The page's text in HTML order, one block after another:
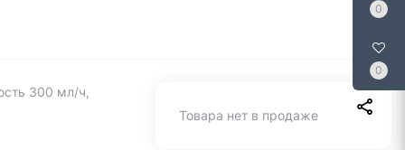
0
0
300 мл/ч,
Товара нет в продаже